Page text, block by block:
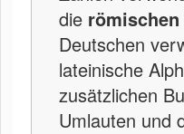
die römischen
Deutschen
lateinische
zusätzlichen
Umlauten und